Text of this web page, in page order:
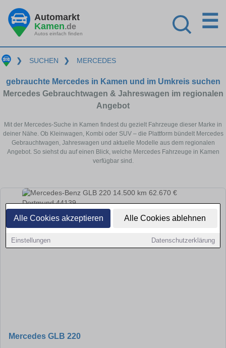
Alle Cookies akzeptieren Alle Cookies ablehnen
Einstellungen Datenschutzerklärung
Automarkt
Kamen.de
Autos einfach finden
☰
❯ SUCHEN ❯ MERCEDES
gebrauchte Mercedes in Kamen und im Umkreis suchen
Mercedes Gebrauchtwagen & Jahreswagen im regionalen
Angebot
Mit der Mercedes-Suche in Kamen findest du gezielt Fahrzeuge dieser Marke in
deiner Nähe. Ob Kleinwagen, Kombi oder SUV – die Plattform bündelt Mercedes
Gebrauchtwagen, Jahreswagen und aktuelle Modelle aus dem regionalen
Angebot. So siehst du auf einen Blick, welche Mercedes Fahrzeuge in Kamen
verfügbar sind.
Mercedes GLB 220